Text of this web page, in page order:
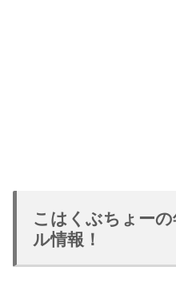
こはくぶちょー
ル情報！